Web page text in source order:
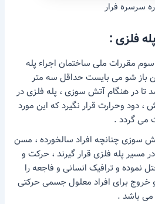
سرسره فرار
فلزی :
مقررات ملی ساختمان اجراء پله
باز شو می بایست حداقل سه متر
تا در هنگام آتش سوزی ، پله فلزی در
دود وحرارت قرار نگیرد که این مورد
می گردد .
سوزی چنانچه افراد سالخورده ، مسن
مسیر پله فلزی قرار گیرند ، حرکت و
نموده و ترافیک انسانی و فاجعه را
و خروج برای افراد معلول جسمی حرکتی
می باشد .